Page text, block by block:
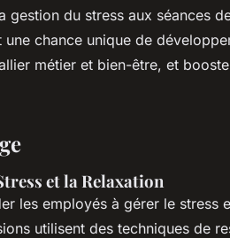
gestion du stress aux séances
chance unique de
métier et bien-être, et
et la Relaxation
les employés à gérer le stress
utilisent des techniques de